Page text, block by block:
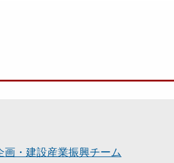
画・建設産業振興チーム